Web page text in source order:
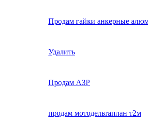
Продам гайки анкерные
Удалить
Продам АЗР
продам мотодельтаплан т2м